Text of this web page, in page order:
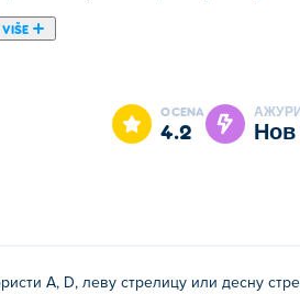
Temple Run 2: Jungle Fall je jedan
OCENA
4.2
A, D, леву стрелицу или десну